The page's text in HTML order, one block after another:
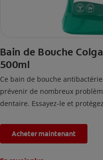
Bain de Bouche
500ml
Ce bain de bouche
prévenir de nombreux
dentaire. Essayez-le et
Acheter maintenant